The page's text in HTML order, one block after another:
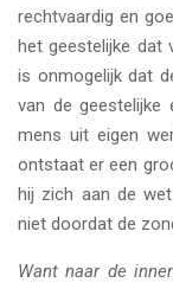
rechtvaardig en
het geestelijke dat
is onmogelijk dat
van de geestelijke
mens uit eigen
ontstaat er een
hij zich aan de
niet doordat de
Want naar de